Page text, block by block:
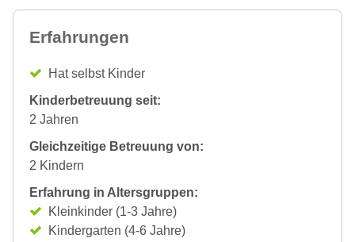
Erfahrungen
Hat selbst Kinder
Kinderbetreuung seit:
2 Jahren
Gleichzeitige Betreuung von:
2 Kindern
Erfahrung in Altersgruppen:
Kleinkinder (1-3 Jahre)
Kindergarten (4-6 Jahre)